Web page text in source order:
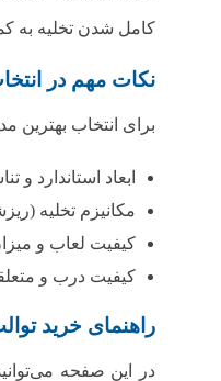
کامل شدن تخلیه به
نکات مهم در
برای انتخاب بهترین
ابعاد استاندارد
مکانیزم تخلیه
کیفیت لعاب و
کیفیت درب و
راهنمای خرید
در این صفحه